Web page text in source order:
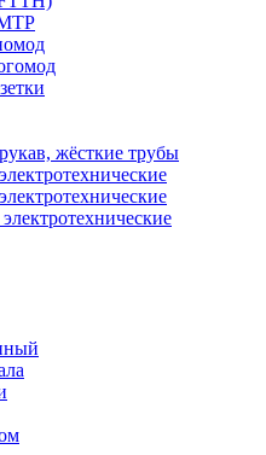
жёсткие трубы